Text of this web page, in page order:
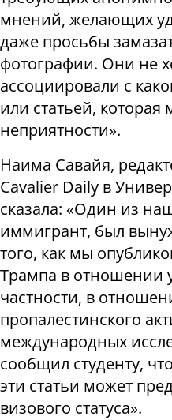
мнений, желающих
даже просьбы
фотографии. Они не
ассоциировали с
или статьей,
неприятности».
Наима Савайя,
Cavalier Daily в
сказала: «Один из
иммигрант, был
того, как мы
Трампа в отношении
частности, в
пропалестинского
международных
сообщил студенту,
эти статьи может
визового статуса».